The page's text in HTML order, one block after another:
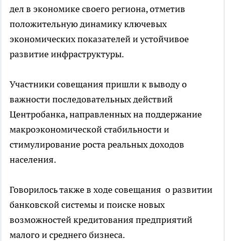
дел в экономике своего региона, отметив
положительную динамику ключевых
экономических показателей и устойчивое
развитие инфраструктуры.
Участники совещания пришли к выводу о
важности последовательных действий
Центробанка, направленных на поддержание
макроэкономической стабильности и
стимулирование роста реальных доходов
населения.
Говорилось также в ходе совещания о развитии
банковской системы и поиске новых
возможностей кредитования предприятий
малого и среднего бизнеса.